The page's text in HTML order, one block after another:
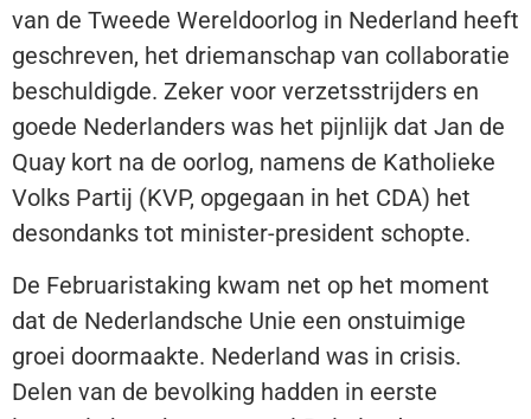
van de Tweede Wereldoorlog in Nederland heeft
geschreven, het driemanschap van collaboratie
beschuldigde. Zeker voor verzetsstrijders en
goede Nederlanders was het pijnlijk dat Jan de
Quay kort na de oorlog, namens de Katholieke
Volks Partij (KVP, opgegaan in het CDA) het
desondanks tot minister-president schopte.
De Februaristaking kwam net op het moment
dat de Nederlandsche Unie een onstuimige
groei doormaakte. Nederland was in crisis.
Delen van de bevolking hadden in eerste